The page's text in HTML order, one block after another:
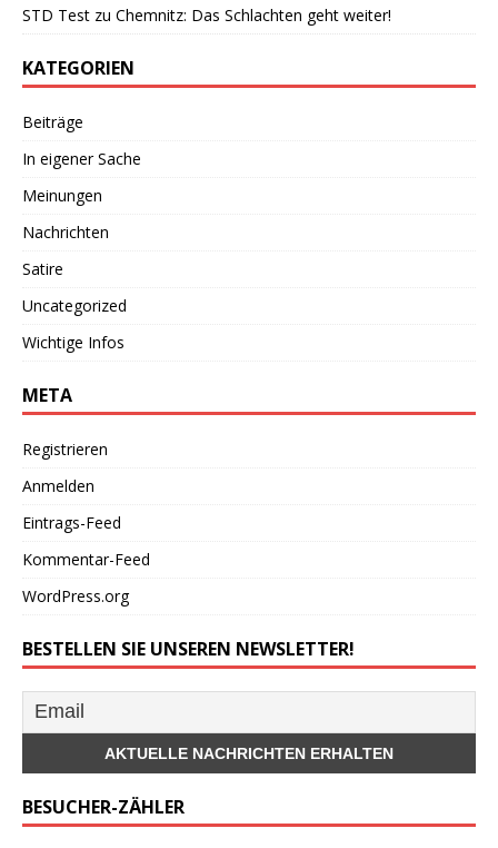
STD Test zu Chemnitz: Das Schlachten geht weiter!
KATEGORIEN
Beiträge
In eigener Sache
Meinungen
Nachrichten
Satire
Uncategorized
Wichtige Infos
META
Registrieren
Anmelden
Eintrags-Feed
Kommentar-Feed
WordPress.org
BESTELLEN SIE UNSEREN NEWSLETTER!
BESUCHER-ZÄHLER